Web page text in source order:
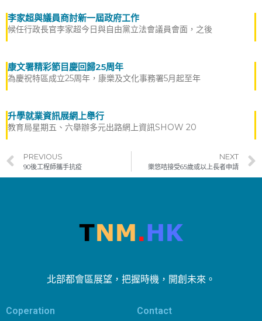
李家超與議員商討新一屆政府工作
候任行政長官李家超今日與自由黨立法會議員會面，之後
康文署精彩節目慶回歸25周年
為慶祝特區成立25周年，康樂及文化事務署5月起至年
升學就業資訊展網上舉行
教育局星期五、六舉辦多元出路網上資訊SHOW 20
PREVIOUS
90後工程師攜手抗疫
NEXT
樂悠咭接受65歲或以上長者申請
北部都會區展望，把握時機，開創未來。
Coperation Contact